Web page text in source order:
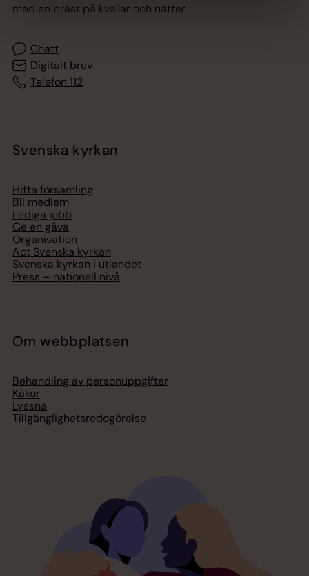
med en präst på kvällar och nätter.
Chatt
Digitalt brev
Telefon 112
Svenska kyrkan
Hitta församling
Bli medlem
Lediga jobb
Ge en gåva
Organisation
Act Svenska kyrkan
Svenska kyrkan i utlandet
Press – nationell nivå
Om webbplatsen
Behandling av personuppgifter
Kakor
Lyssna
Tillgänglighetsredogörelse